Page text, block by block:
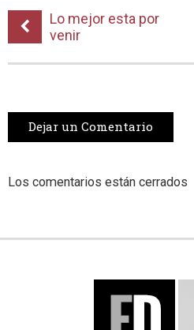
Lo mejor esta por
venir
Dejar un Comentario
Los comentarios están cerrados